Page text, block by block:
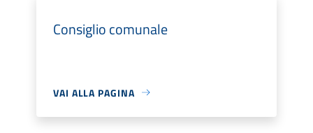
Consiglio comunale
VAI ALLA PAGINA